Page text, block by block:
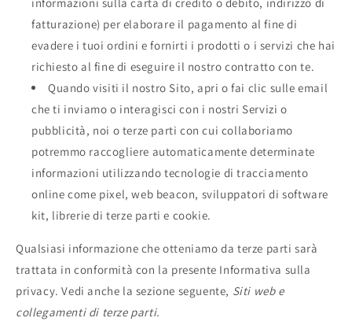
fatturazione) per elaborare il pagamento al fine di
evadere i tuoi ordini e fornirti i prodotti o i servizi che hai
richiesto al fine di eseguire il nostro contratto con te.
Quando visiti il nostro Sito, apri o fai clic sulle email
che ti inviamo o interagisci con i nostri Servizi o
pubblicità, noi o terze parti con cui collaboriamo
potremmo raccogliere automaticamente determinate
informazioni utilizzando tecnologie di tracciamento
online come pixel, web beacon, sviluppatori di software
kit, librerie di terze parti e cookie.
Qualsiasi informazione che otteniamo da terze parti sarà
trattata in conformità con la presente Informativa sulla
privacy. Vedi anche la sezione seguente, Siti web e
collegamenti di terze parti.